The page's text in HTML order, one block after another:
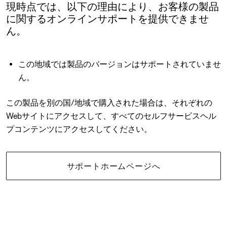
現時点では、以下の理由により、お客様の製品
に関するオンラインサポートを提供できませ
ん。
この地域では製品のバージョンはサポートされていませ
ん。
この製品を別の国/地域で購入された場合は、それぞれの
Webサイトにアクセスして、すべてのセルフサービスヘル
プコンテンツにアクセスしてください。
サポートホームページへ